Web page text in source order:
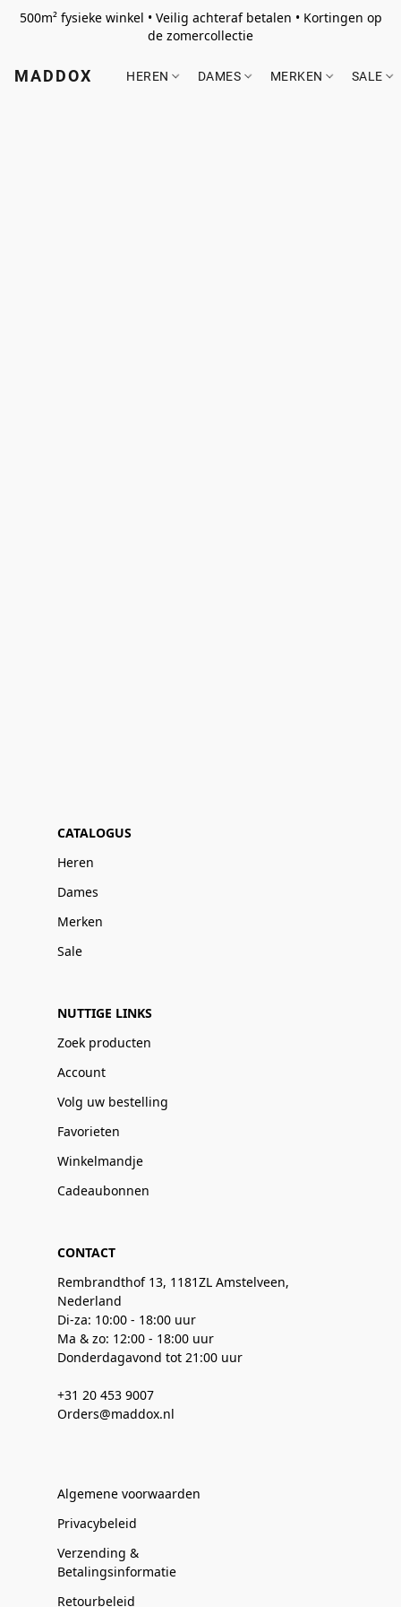
500m² fysieke winkel • Veilig achteraf betalen • Kortingen op
de zomercollectie
MADDOX HEREN DAMES MERKEN SALE
CATALOGUS
Heren
Dames
Merken
Sale
NUTTIGE LINKS
Zoek producten
Account
Volg uw bestelling
Favorieten
Winkelmandje
Cadeaubonnen
CONTACT
Rembrandthof 13, 1181ZL Amstelveen,
Nederland
Di-za: 10:00 - 18:00 uur
Ma & zo: 12:00 - 18:00 uur
Donderdagavond tot 21:00 uur
+31 20 453 9007
Orders@maddox.nl
Algemene voorwaarden
Privacybeleid
Verzending &
Betalingsinformatie
Retourbeleid